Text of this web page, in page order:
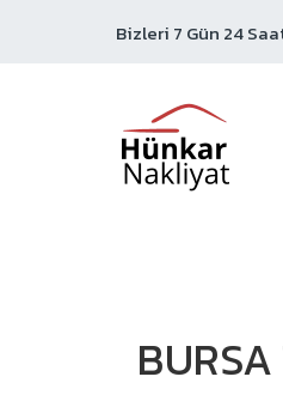
Bizleri 7 Gün 24